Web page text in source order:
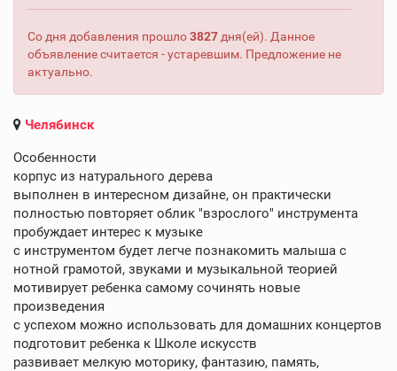
Со дня добавления прошло3827 дня(ей). Данное
объявление считается - устаревшим. Предложение не
актуально.
Челябинск
Особенности
корпус из натурального дерева
выполнен в интересном дизайне, он практически
полностью повторяет облик "взрослого" инструмента
пробуждает интерес к музыке
с инструментом будет легче познакомить малыша с
нотной грамотой, звуками и музыкальной теорией
мотивирует ребенка самому сочинять новые
произведения
с успехом можно использовать для домашних концертов
подготовит ребенка к Школе искусств
развивает мелкую моторику, фантазию, память,